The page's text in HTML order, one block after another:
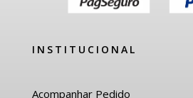
INSTITUCIONAL
Acompanhar Pedido